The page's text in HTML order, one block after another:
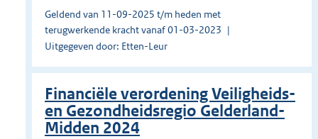
Geldend van 11-09-2025 t/m heden met
terugwerkende kracht vanaf 01-03-2023
Uitgegeven door: Etten-Leur
Financiële verordening Veiligheids-
en Gezondheidsregio Gelderland-
Midden 2024